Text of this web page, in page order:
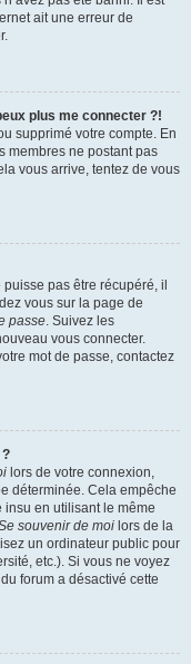
ait une erreur de
plus me connecter ?!
supprimé votre compte. En
membres ne postant pas
vous arrive, tentez de vous
pas être récupéré, il
vous sur la page de
passe. Suivez les
vous connecter.
mot de passe, contactez
lors de votre connexion,
déterminée. Cela empêche
insu en utilisant le même
souvenir de moi lors de la
un ordinateur public pour
etc.). Si vous ne voyez
forum a désactivé cette